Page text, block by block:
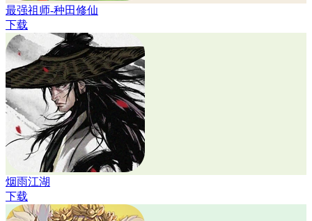
最强祖师-种田修仙
下载
烟雨江湖
下载